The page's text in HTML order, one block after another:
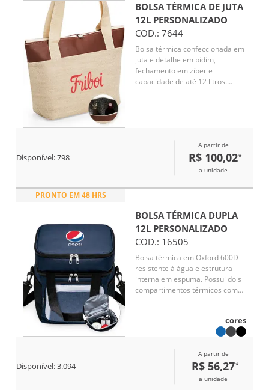
BOLSA TÉRMICA DE JUTA
12L PERSONALIZADO
COD.: 7644
Bolsa térmica confeccionada em
juta e detalhe em bidim,
fechamento em zíper e
capacidade de até 12 litros.
Disponível:798
A partir de
R$ 100,02*
a unidade
PRONTO EM 48 HRS
BOLSA TÉRMICA DUPLA
12L PERSONALIZADO
COD.: 16505
Bolsa térmica em Oxford 600D
resistente à água e estrutura
interna em espuma. Possui dois
compartimentos térmicos com
revestimento em alumínio e
bolso interno em tela com
apresenta revestimento em
PEVA antivazamento. Conta
também com bolso frontal com
cores
Disponível:3.094
A partir de
R$ 56,27*
a unidade